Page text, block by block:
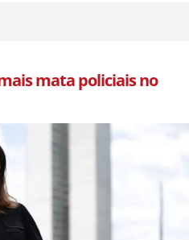
mata policiais no